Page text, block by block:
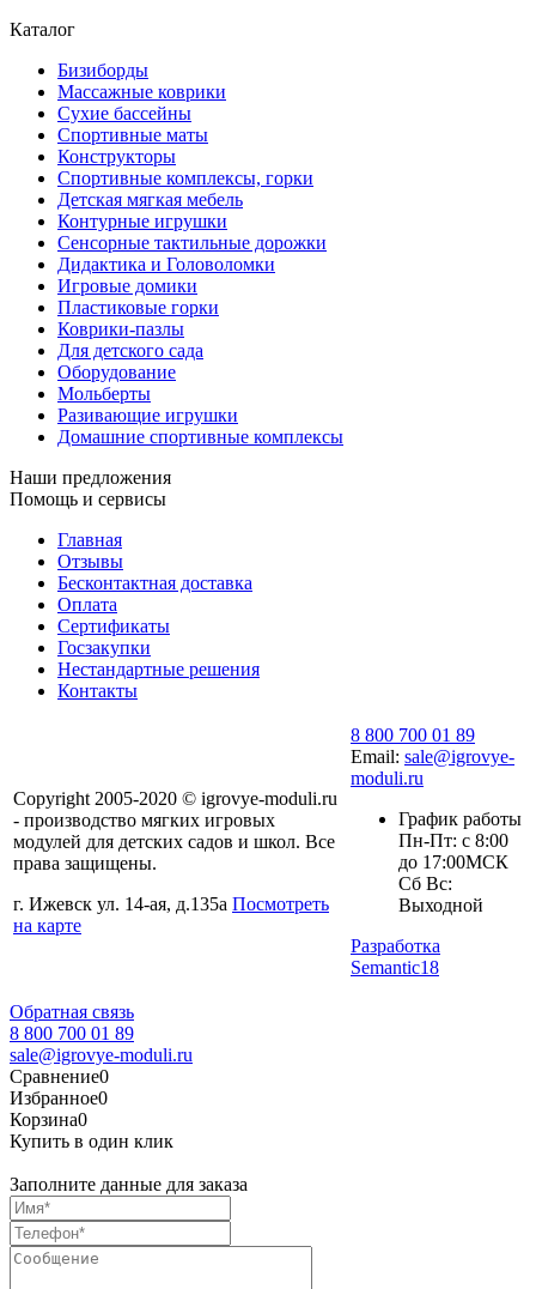
Каталог
Бизиборды
Массажные коврики
Сухие бассейны
Спортивные маты
Конструкторы
Спортивные комплексы, горки
Детская мягкая мебель
Контурные игрушки
Сенсорные тактильные дорожки
Дидактика и Головоломки
Игровые домики
Пластиковые горки
Коврики-пазлы
Для детского сада
Оборудование
Мольберты
Разивающие игрушки
Домашние спортивные комплексы
Наши предложения
Помощь и сервисы
Главная
Отзывы
Бесконтактная доставка
Оплата
Сертификаты
Госзакупки
Нестандартные решения
Контакты
Copyright 2005-2020 © igrovye-moduli.ru
- производство мягких игровых
модулей для детских садов и школ. Все
права защищены.
г. Ижевск ул. 14-ая, д.135а Посмотреть
на карте
8 800 700 01 89
Email: sale@igrovye-
moduli.ru
График работы
Пн-Пт: с 8:00
до 17:00МСК
Сб Вс:
Выходной
Разработка
Semantic18
Обратная связь
8 800 700 01 89
sale@igrovye-moduli.ru
Сравнение0
Избранное0
Корзина0
Купить в один клик
Заполните данные для заказа